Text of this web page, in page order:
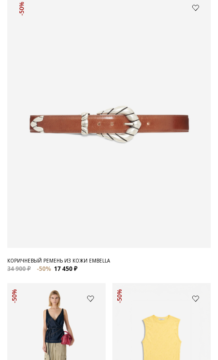
-50%
КОРИЧНЕВЫЙ РЕМЕНЬ ИЗ КОЖИ EMBELLA
34 900 ₽ -50% 17 450 ₽
-50% -50%